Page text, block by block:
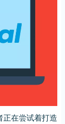
在尝试着打造